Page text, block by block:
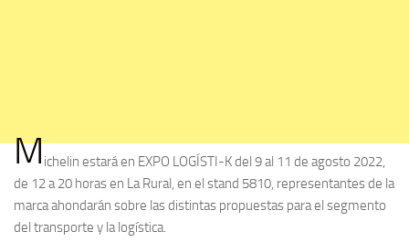
Michelin estará en EXPO LOGÍSTI-K del 9 al 11 de agosto 2022,
de 12 a 20 horas en La Rural, en el stand 5810, representantes de la
marca ahondarán sobre las distintas propuestas para el segmento
del transporte y la logística.